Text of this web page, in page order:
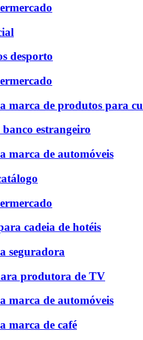
desporto
marca de produtos para
estrangeiro
marca de automóveis
cadeia de hotéis
seguradora
produtora de TV
marca de automóveis
marca de café